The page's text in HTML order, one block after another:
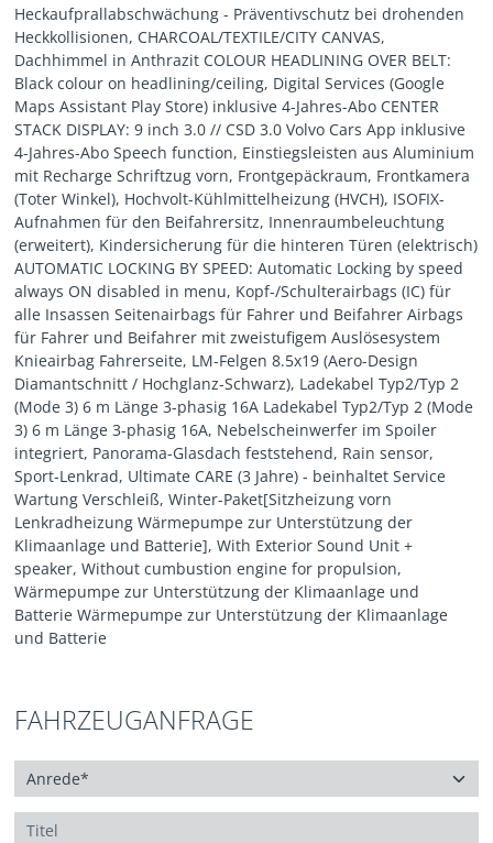
Heckaufprallabschwächung - Präventivschutz bei drohenden
Heckkollisionen, CHARCOAL/TEXTILE/CITY CANVAS,
Dachhimmel in Anthrazit COLOUR HEADLINING OVER BELT:
Black colour on headlining/ceiling, Digital Services (Google
Maps Assistant Play Store) inklusive 4-Jahres-Abo CENTER
STACK DISPLAY: 9 inch 3.0 // CSD 3.0 Volvo Cars App inklusive
4-Jahres-Abo Speech function, Einstiegsleisten aus Aluminium
mit Recharge Schriftzug vorn, Frontgepäckraum, Frontkamera
(Toter Winkel), Hochvolt-Kühlmittelheizung (HVCH), ISOFIX-
Aufnahmen für den Beifahrersitz, Innenraumbeleuchtung
(erweitert), Kindersicherung für die hinteren Türen (elektrisch)
AUTOMATIC LOCKING BY SPEED: Automatic Locking by speed
always ON disabled in menu, Kopf-/Schulterairbags (IC) für
alle Insassen Seitenairbags für Fahrer und Beifahrer Airbags
für Fahrer und Beifahrer mit zweistufigem Auslösesystem
Knieairbag Fahrerseite, LM-Felgen 8.5x19 (Aero-Design
Diamantschnitt / Hochglanz-Schwarz), Ladekabel Typ2/Typ 2
(Mode 3) 6 m Länge 3-phasig 16A Ladekabel Typ2/Typ 2 (Mode
3) 6 m Länge 3-phasig 16A, Nebelscheinwerfer im Spoiler
integriert, Panorama-Glasdach feststehend, Rain sensor,
Sport-Lenkrad, Ultimate CARE (3 Jahre) - beinhaltet Service
Wartung Verschleiß, Winter-Paket[Sitzheizung vorn
Lenkradheizung Wärmepumpe zur Unterstützung der
Klimaanlage und Batterie], With Exterior Sound Unit +
speaker, Without cumbustion engine for propulsion,
Wärmepumpe zur Unterstützung der Klimaanlage und
Batterie Wärmepumpe zur Unterstützung der Klimaanlage
und Batterie
FAHRZEUGANFRAGE